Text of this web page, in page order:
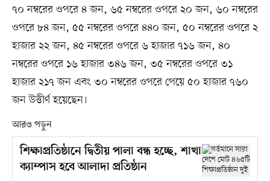
৭০ নম্বরের ওপরে ৪ জন, ৬৫ নম্বরের ওপরে ২০ জন, ৬০ নম্বরের
ওপরে ৮৪ জন, ৫৫ নম্বরের ওপরে ৪৪০ জন, ৫০ নম্বরের ওপরে ২
হাজার ২২ জন, ৪৫ নম্বরের ওপরে ৬ হাজার ৭১৬ জন, ৪০
নম্বরের ওপরে ১৬ হাজার ৩৪৬ জন, ৩৫ নম্বরের ওপরে ৩১
হাজার ২১৭ জন এবং ৩০ নম্বরের ওপরে পেয়ে ৫০ হাজার ৭৬০
জন উত্তীর্ণ হয়েছেন।
আরও পড়ুন
শিক্ষাপ্রতিষ্ঠানে দ্বিতীয় পালা বন্ধ হচ্ছে, শাখা
ক্যাম্পাস হবে আলাদা প্রতিষ্ঠান